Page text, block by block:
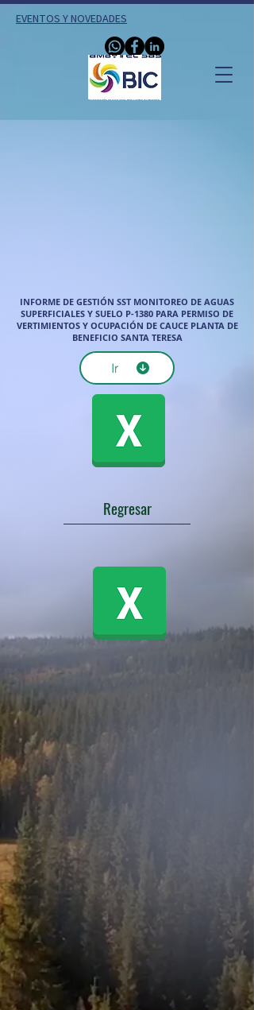
EVENTOS Y NOVEDADES
INFORME DE GESTIÓN SST MONITOREO DE AGUAS
SUPERFICIALES Y SUELO P-1380 PARA PERMISO DE
VERTIMIENTOS Y OCUPACIÓN DE CAUCE PLANTA DE
BENEFICIO SANTA TERESA
Ir
Regresar